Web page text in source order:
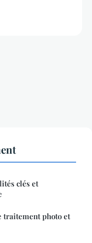
clés et
photo et